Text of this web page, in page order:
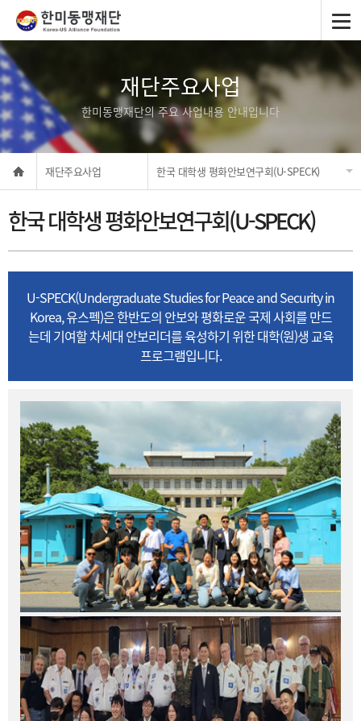
재단주요사업
한미동맹재단의 주요 사업내용 안내입니다
재단주요사업 한국 대학생 평화안보연구회(U-SPECK)
한국 대학생 평화안보연구회(U-SPECK)
U-SPECK(Undergraduate Studies for Peace and Security in
Korea, 유스펙)은한반도의 안보와 평화로운 국제 사회를 만드
는데 기여할 차세대 안보리더를 육성하기 위한 대학(원)생 교육
프로그램입니다.